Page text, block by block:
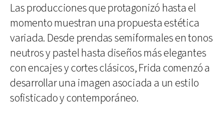
Las producciones que protagonizó hasta el
momento muestran una propuesta estética
variada. Desde prendas semiformales en tonos
neutros y pastel hasta diseños más elegantes
con encajes y cortes clásicos, Frida comenzó a
desarrollar una imagen asociada a un estilo
sofisticado y contemporáneo.